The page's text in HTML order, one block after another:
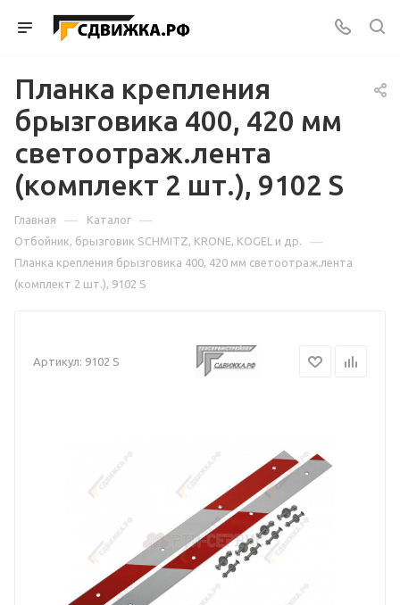
Планка крепления
брызговика 400, 420 мм
светоотраж.лента
(комплект 2 шт.), 9102 S
Главная — Каталог —
Отбойник, брызговик SCHMITZ, KRONE, KOGEL и др. —
Планка крепления брызговика 400, 420 мм светоотраж.лента
(комплект 2 шт.), 9102 S
Артикул: 9102 S